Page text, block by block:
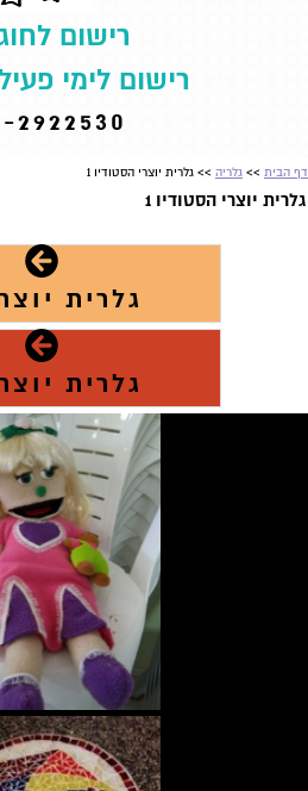
2922530
רישום
רישום לימי
דף הבית >> גלריה >> גלרית יוצרי הסטודיו 1
גלרית יוצרי הסטודיו 1
גלרית
גלרית